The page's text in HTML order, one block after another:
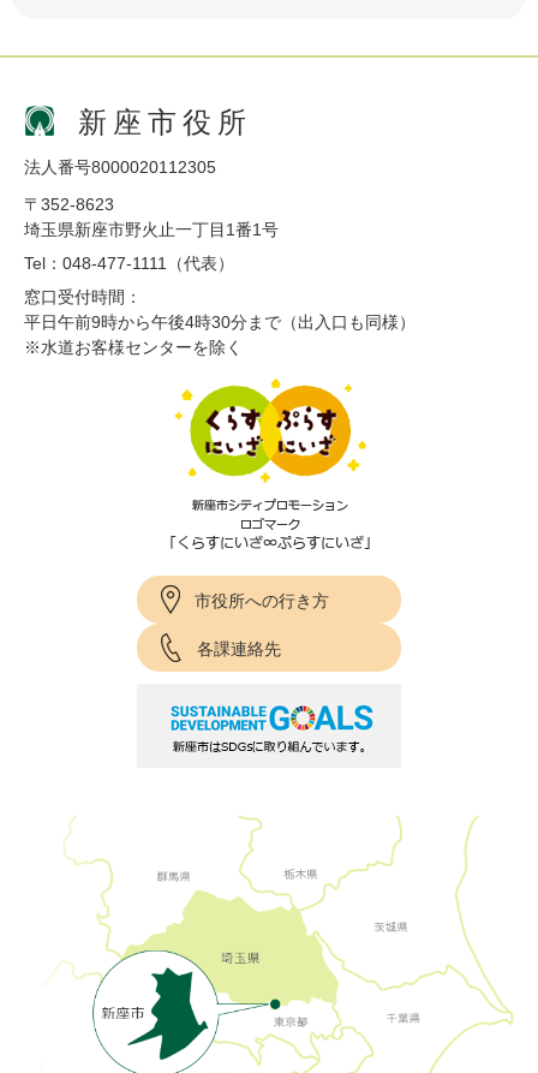
新座市役所
法人番号8000020112305
〒352-8623
埼玉県新座市野火止一丁目1番1号
Tel：048-477-1111（代表）
窓口受付時間：
平日午前9時から午後4時30分まで（出入口も同様）
※水道お客様センターを除く
市役所への行き方
各課連絡先